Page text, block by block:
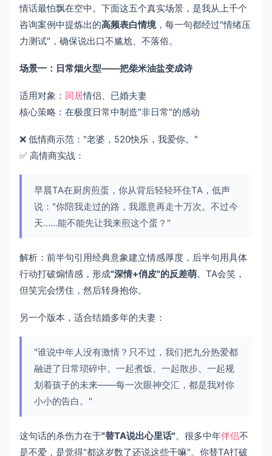
情话最怕飘在空中。下面这五个真实场景，是我从上千个
咨询案例中提炼出的高频表白情境，每一句都经过"情绪压
力测试"，确保说出口不尴尬、不落俗。
场景一：日常烟火型——把柴米油盐变成诗
适用对象： 同居情侣、已婚夫妻
核心策略：在极度日常中制造"非日常"的感动
❌ 低情商示范："老婆，520快乐，我爱你。"
✅ 高情商实战：
早晨TA在厨房煎蛋，你从背后轻轻环住TA，低声
说："你陪我走过的路，我愿意再走十万次。不过今
天……能不能先让我来煎这个蛋？"
解析：前半句引用经典意象建立情感厚度，后半句用具体
行动打破煽情感，形成"深情+俏皮"的反差萌。TA会笑，
但笑完会愣住，然后转身抱你。
另一个版本，适合结婚多年的夫妻：
"谁说中年人没有激情？只不过，我们把九分热爱都
融进了日常琐碎中。一起煮饭、一起散步、一起规
划着孩子的未来——每一次眼神交汇，都是我对你
小小的告白。"
这句话的杀伤力在于"替TA说出心里话"。很多中年伴侣不
是不爱，是觉得"都这岁数了还说这些干嘛"。你替TA打破